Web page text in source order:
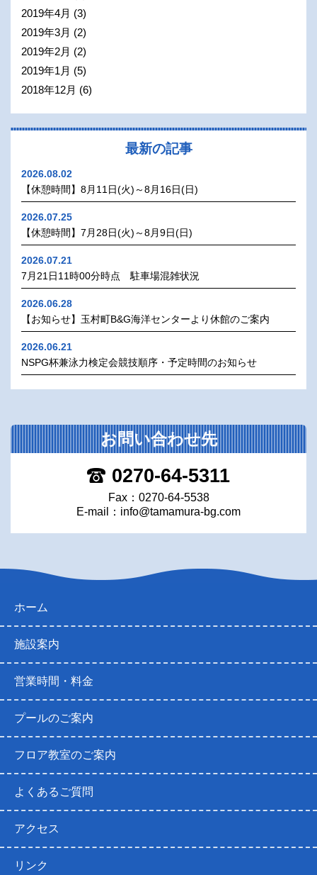
2019年4月 (3)
2019年3月 (2)
2019年2月 (2)
2019年1月 (5)
2018年12月 (6)
最新の記事
2026.08.02
【休憩時間】8月11日(火)～8月16日(日)
2026.07.25
【休憩時間】7月28日(火)～8月9日(日)
2026.07.21
7月21日11時00分時点 駐車場混雑状況
2026.06.28
【お知らせ】玉村町B&G海洋センターより休館のご案内
2026.06.21
NSPG杯兼泳力検定会競技順序・予定時間のお知らせ
お問い合わせ先
0270-64-5311
Fax：0270-64-5538
E-mail： info@tamamura-bg.com
ホーム
施設案内
営業時間・料金
プールのご案内
フロア教室のご案内
よくあるご質問
アクセス
リンク